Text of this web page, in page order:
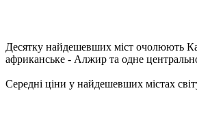
Десятку найдешевших міст очолюють
африканське - Алжир та одне
Середні ціни у найдешевших містах